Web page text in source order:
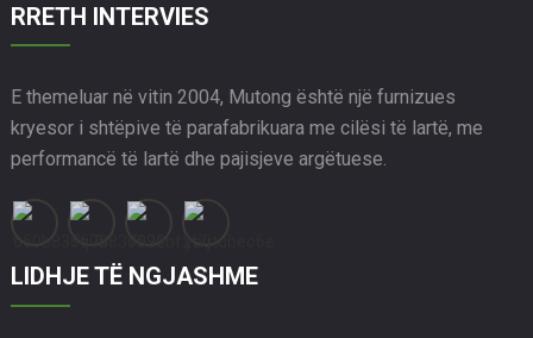
RRETH INTERVIES
E themeluar në vitin 2004, Mutong është një furnizues
kryesor i shtëpive të parafabrikuara me cilësi të lartë, me
performancë të lartë dhe pajisjeve argëtuese.
LIDHJE TË NGJASHME